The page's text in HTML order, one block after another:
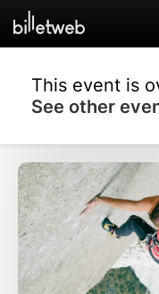
This event is
See other